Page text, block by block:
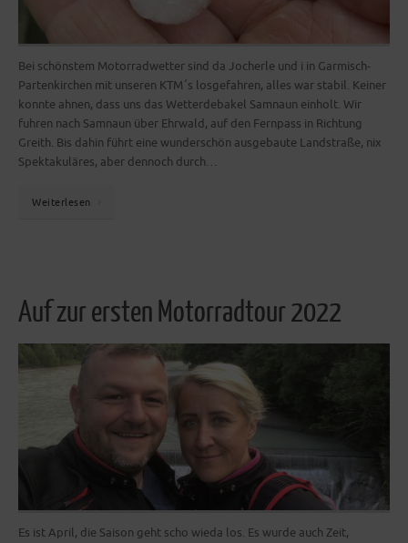
Bei schönstem Motorradwetter sind da Jocherle und i in Garmisch-
Partenkirchen mit unseren KTM´s losgefahren, alles war stabil. Keiner
konnte ahnen, dass uns das Wetterdebakel Samnaun einholt. Wir
fuhren nach Samnaun über Ehrwald, auf den Fernpass in Richtung
Greith. Bis dahin führt eine wunderschön ausgebaute Landstraße, nix
Spektakuläres, aber dennoch durch…
Weiterlesen
Auf zur ersten Motorradtour 2022
Es ist April, die Saison geht scho wieda los. Es wurde auch Zeit,